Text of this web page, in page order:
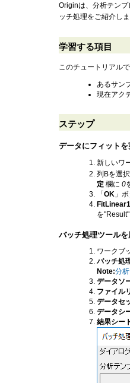
Originは、分析テン
ッチ処理をご紹介しま
学習する項目
このチュートリアル
あるサン
現在アク
ステップ
データにフィットを
新しいワ
列Bを選択
定 欄に 0
「OK 」
FitLinear1
を
バッチ処理ツール
ワークブ
バッチ処
Note:分
データソ
ファイル
データセ
データシ
結果シー